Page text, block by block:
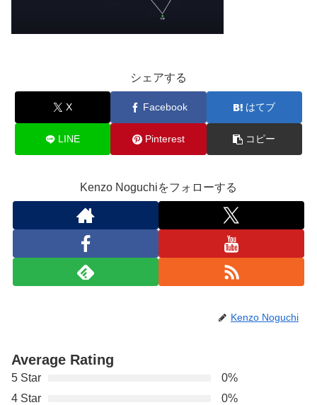
シェアする
X Facebook はてブ
LINE Pinterest コピー
Kenzo Noguchiをフォローする
Kenzo Noguchi
Average Rating
5 Star
0%
4 Star
0%